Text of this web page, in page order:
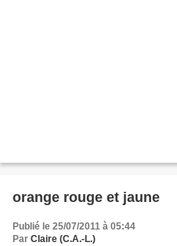
orange rouge et jaune
Publié le 25/07/2011 à 05:44
Par Claire (C.A.-L.)